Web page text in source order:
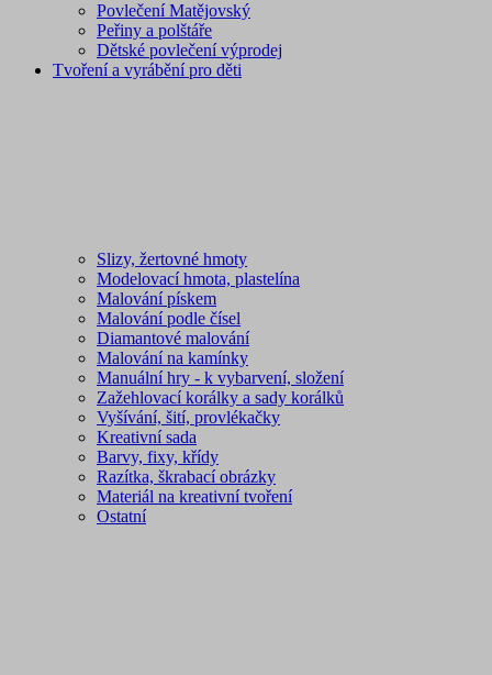
Povlečení Matějovský
Peřiny a polštáře
Dětské povlečení výprodej
Tvoření a vyrábění pro děti
Slizy, žertovné hmoty
Modelovací hmota, plastelína
Malování pískem
Malování podle čísel
Diamantové malování
Malování na kamínky
Manuální hry - k vybarvení, složení
Zažehlovací korálky a sady korálků
Vyšívání, šití, provlékačky
Kreativní sada
Barvy, fixy, křídy
Razítka, škrabací obrázky
Materiál na kreativní tvoření
Ostatní